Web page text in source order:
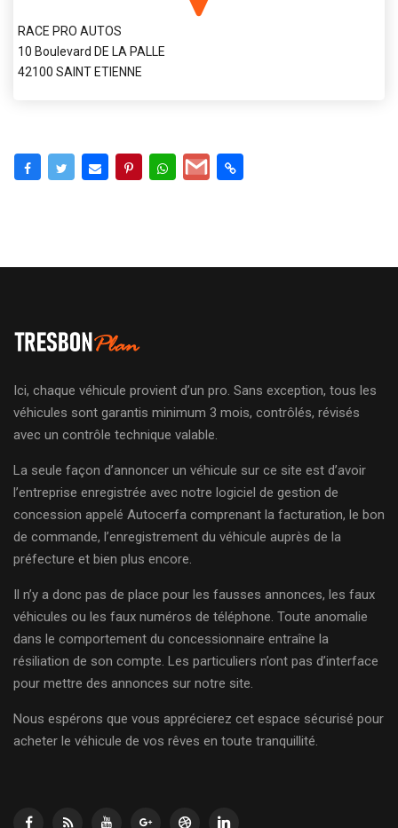
RACE PRO AUTOS
10 Boulevard DE LA PALLE
42100 SAINT ETIENNE
Ici, chaque véhicule provient d’un pro. Sans exception, tous les
véhicules sont garantis minimum 3 mois, contrôlés, révisés
avec un contrôle technique valable.
La seule façon d’annoncer un véhicule sur ce site est d’avoir
l’entreprise enregistrée avec notre logiciel de gestion de
concession appelé Autocerfa comprenant la facturation, le bon
de commande, l’enregistrement du véhicule auprès de la
préfecture et bien plus encore.
Il n’y a donc pas de place pour les fausses annonces, les faux
véhicules ou les faux numéros de téléphone. Toute anomalie
dans le comportement du concessionnaire entraîne la
résiliation de son compte. Les particuliers n’ont pas d’interface
pour mettre des annonces sur notre site.
Nous espérons que vous apprécierez cet espace sécurisé pour
acheter le véhicule de vos rêves en toute tranquillité.